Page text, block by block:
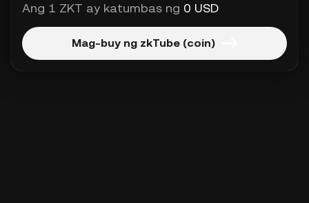
Ang 1 ZKT ay katumbas ng 0 USD
Mag-buy ng zkTube (coin)